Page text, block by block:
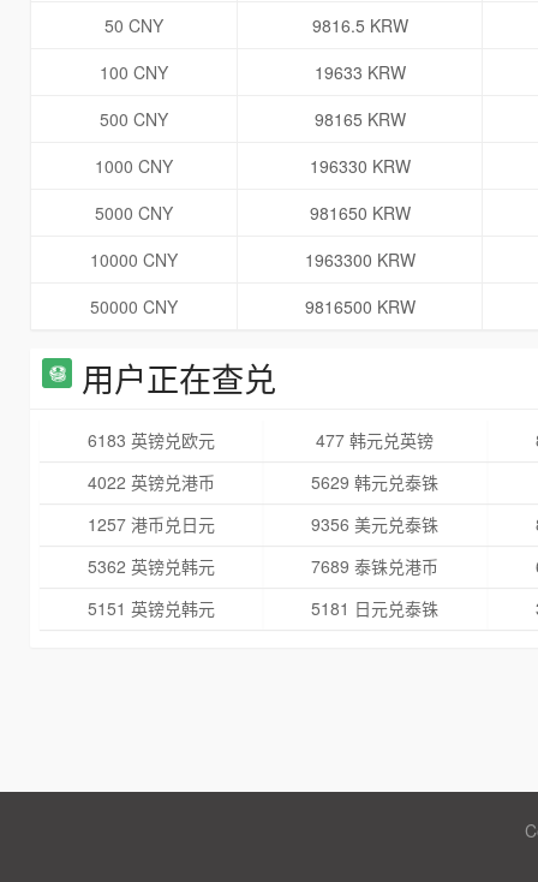
50 CNY
9816.5 KRW
100 CNY
19633 KRW
500 CNY
98165 KRW
1000 CNY
196330 KRW
5000 CNY
981650 KRW
10000 CNY
1963300 KRW
50000 CNY
9816500 KRW
用户正在查兑
6183 英镑兑欧元 477 韩元兑英镑
4022 英镑兑港币
5629 韩元兑泰铢
1257 港币兑日元
9356 美元兑泰铢
5362 英镑兑韩元
7689 泰铢兑港币
5151 英镑兑韩元
5181 日元兑泰铢